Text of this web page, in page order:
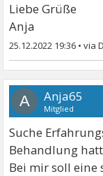
Liebe Grüße
Anja
25.12.2022 19:36 •
A Anja65
Mitglied
Suche
Behandlung
Bei mir soll eine